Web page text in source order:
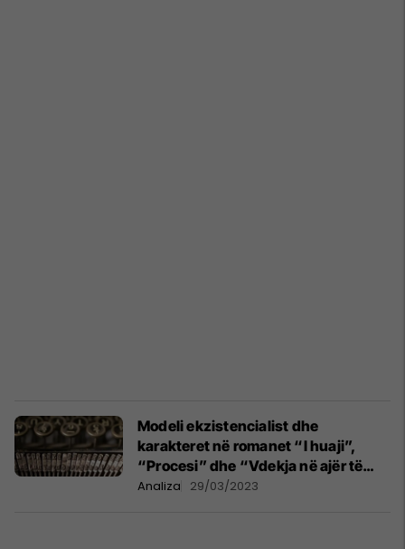
Modeli ekzistencialist dhe
karakteret në romanet “I huaji”,
“Procesi” dhe “Vdekja në ajër të
pastër”
Analiza 29/03/2023